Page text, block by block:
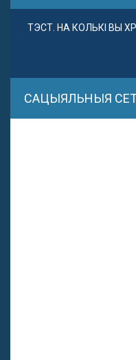
ТЭСТ. НА КОЛЬКІ ВЫ
САЦЫЯЛЬНЫЯ